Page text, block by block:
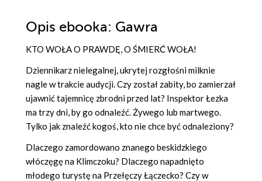
Opis ebooka: Gawra
KTO WOŁA O PRAWDĘ, O ŚMIERĆ WOŁA!
Dziennikarz nielegalnej, ukrytej rozgłośni milknie
nagle w trakcie audycji. Czy został zabity, bo zamierzał
ujawnić tajemnicę zbrodni przed lat? Inspektor Łezka
ma trzy dni, by go odnaleźć. Żywego lub martwego.
Tylko jak znaleźć kogoś, kto nie chce być odnaleziony?
Dlaczego zamordowano znanego beskidzkiego
włóczęgę na Klimczoku? Dlaczego napadnięto
młodego turystę na Przełęczy Łączecko? Czy w